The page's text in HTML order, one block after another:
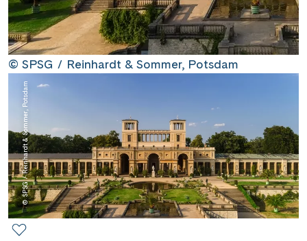
Contact
Mentions légales
Contact professionnel
Hotline +41 71 552 40 30CH|DE
© SPSG / Reinhardt & Sommer, Potsdam
© SPSG / Reinhardt & Sommer, Potsdam